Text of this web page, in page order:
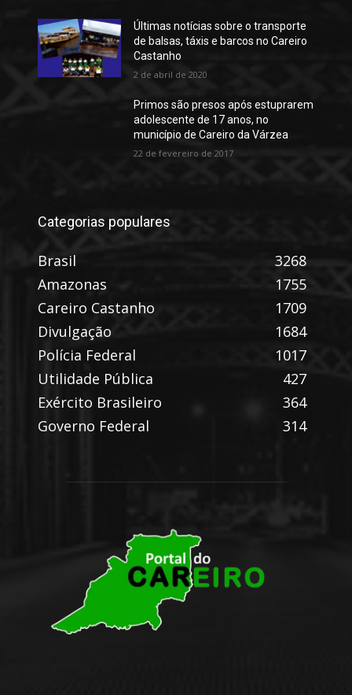
Últimas notícias sobre o transporte
de balsas, táxis e barcos no Careiro
Castanho
2 de abril de 2020
Primos são presos após estuprarem
adolescente de 17 anos, no
município de Careiro da Várzea
22 de fevereiro de 2017
Categorias populares
Brasil
3268
Amazonas
1755
Careiro Castanho
1709
Divulgação
1684
Polícia Federal
1017
Utilidade Pública
427
Exército Brasileiro
364
Governo Federal
314